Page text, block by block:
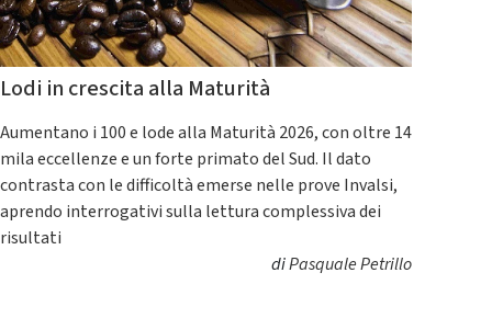
Lodi in crescita alla Maturità
Aumentano i 100 e lode alla Maturità 2026, con oltre 14
mila eccellenze e un forte primato del Sud. Il dato
contrasta con le difficoltà emerse nelle prove Invalsi,
aprendo interrogativi sulla lettura complessiva dei
risultati
diPasquale Petrillo